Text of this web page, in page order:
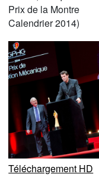
Prix de la Montre
Calendrier 2014)
Téléchargement HD